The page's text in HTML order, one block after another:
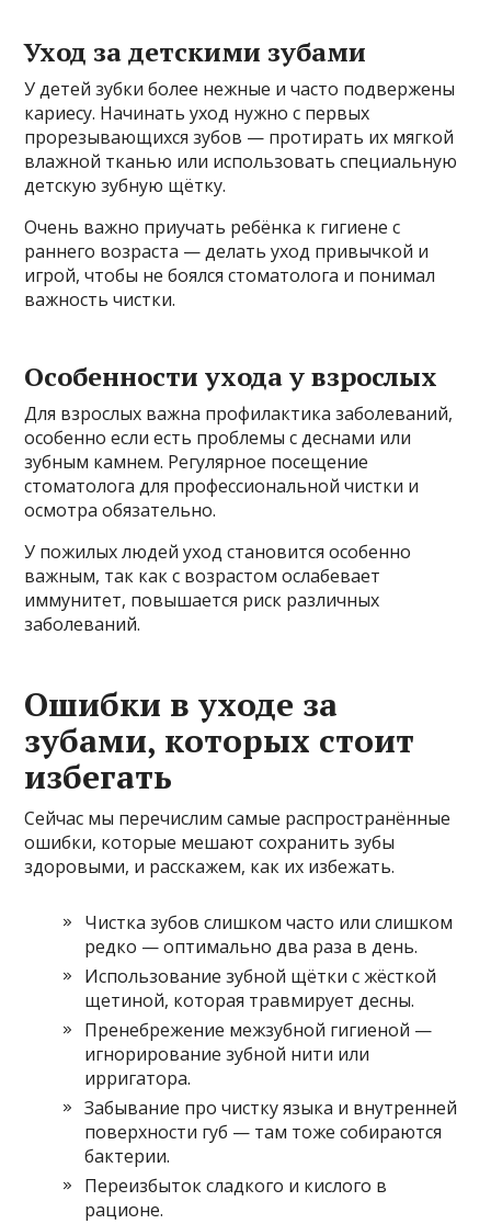
Уход за детскими зубами
У детей зубки более нежные и часто подвержены
кариесу. Начинать уход нужно с первых
прорезывающихся зубов — протирать их мягкой
влажной тканью или использовать специальную
детскую зубную щётку.
Очень важно приучать ребёнка к гигиене с
раннего возраста — делать уход привычкой и
игрой, чтобы не боялся стоматолога и понимал
важность чистки.
Особенности ухода у взрослых
Для взрослых важна профилактика заболеваний,
особенно если есть проблемы с деснами или
зубным камнем. Регулярное посещение
стоматолога для профессиональной чистки и
осмотра обязательно.
У пожилых людей уход становится особенно
важным, так как с возрастом ослабевает
иммунитет, повышается риск различных
заболеваний.
Ошибки в уходе за
зубами, которых стоит
избегать
Сейчас мы перечислим самые распространённые
ошибки, которые мешают сохранить зубы
здоровыми, и расскажем, как их избежать.
Чистка зубов слишком часто или слишком
редко — оптимально два раза в день.
Использование зубной щётки с жёсткой
щетиной, которая травмирует десны.
Пренебрежение межзубной гигиеной —
игнорирование зубной нити или
ирригатора.
Забывание про чистку языка и внутренней
поверхности губ — там тоже собираются
бактерии.
Переизбыток сладкого и кислого в
рационе.